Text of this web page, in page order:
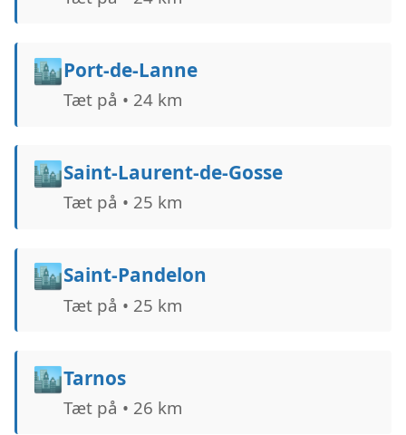
🏙️Port-de-Lanne
Tæt på • 24 km
🏙️Saint-Laurent-de-Gosse
Tæt på • 25 km
🏙️Saint-Pandelon
Tæt på • 25 km
🏙️Tarnos
Tæt på • 26 km